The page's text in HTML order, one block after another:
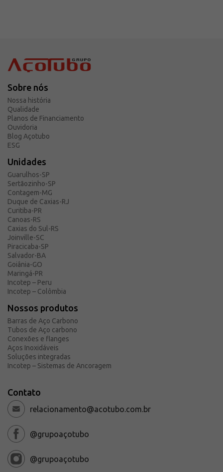
Sobre nós
Nossa história
Qualidade
Planos de Financiamento
Ouvidoria
Blog Açotubo
ESG
Unidades
Guarulhos-SP
Sertãozinho-SP
Contagem-MG
Duque de Caxias-RJ
Curitiba-PR
Canoas-RS
Caxias do Sul-RS
Joinville-SC
Piracicaba-SP
Salvador-BA
Goiânia-GO
Maringá-PR
Incotep – Peru
Incotep – Colômbia
Nossos produtos
Barras de Aço Carbono
Tubos de Aço carbono
Conexões e flanges
Aços Inoxidáveis
Soluções integradas
Incotep – Sistemas de Ancoragem
Contato
relacionamento@acotubo.com.br
@grupoaçotubo
@grupoaçotubo